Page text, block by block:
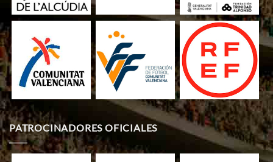
PATROCINADORES OFICIALES